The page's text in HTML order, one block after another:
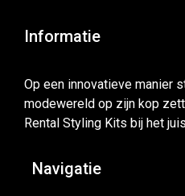
Informatie
Op een innovatieve manier
modewereld op zijn kop
Rental Styling Kits bij het
Navigatie